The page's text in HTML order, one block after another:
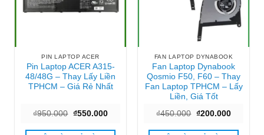
PIN LAPTOP ACER
Pin Laptop ACER A315-
48/48G – Thay Lấy Liền
TPHCM – Giá Rẻ Nhất
₫950.000 Giá
là:
₫550.000Giá
tại
FAN LAPTOP DYNABOOK
Fan Laptop Dynabook
Qosmio F50, F60 – Thay
Fan Laptop TPHCM – Lấy
Liền, Giá Tốt
₫450.000 Giá
là:
₫200.000Giá
tại